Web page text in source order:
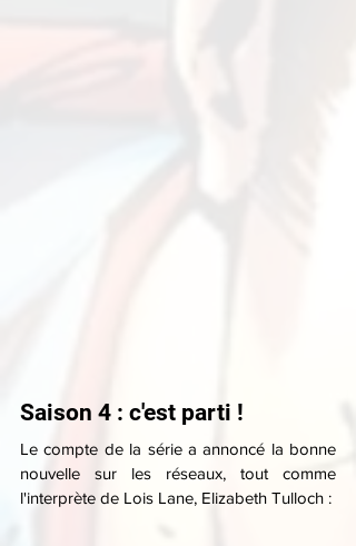
Saison 4 : c'est parti !
Le compte de la série a annoncé la bonne
nouvelle sur les réseaux, tout comme
l'interprète de Lois Lane, Elizabeth Tulloch :